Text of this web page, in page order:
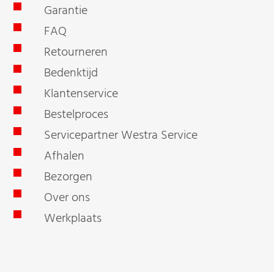
Garantie
FAQ
Retourneren
Bedenktijd
Klantenservice
Bestelproces
Servicepartner Westra Service
Afhalen
Bezorgen
Over ons
Werkplaats